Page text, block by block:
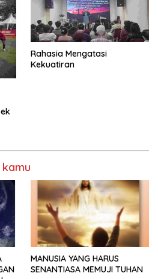
Rahasia Mengatasi
Kekuatiran
MANUSIA YANG HARUS
SENANTIASA MEMUJI TUHAN